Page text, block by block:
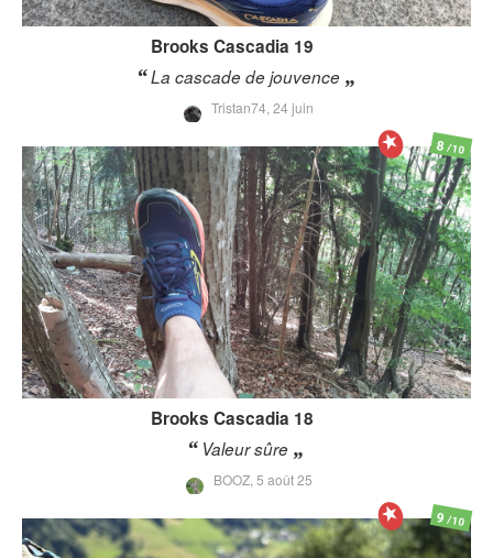
Brooks Cascadia 19
La cascade de jouvence
Tristan74, 24 juin
Brooks Cascadia 18
Valeur sûre
BOOZ, 5 août 25
8/10
9/10